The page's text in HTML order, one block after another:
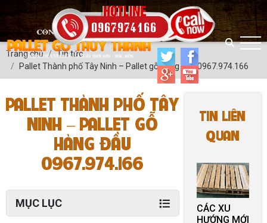
0967974166
Trang chủ
Tin tức
Pallet Thành phố Tây Ninh – Pallet gỗ hàng đầu 0967.974.166
PALLET THÀNH PHỐ TÂY
NINH – PALLET GỖ
HÀNG ĐẦU
0967.974.166
MỤC LỤC
TIN LIÊN
QUAN
CÁC XU
HƯỚNG MỚI